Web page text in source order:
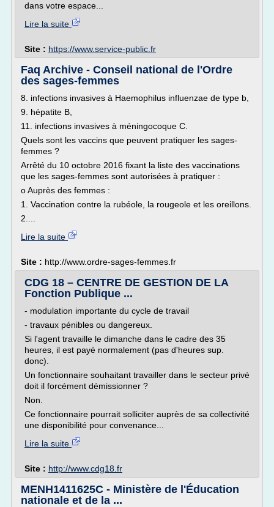
dans votre espace...
Lire la suite
Site : https://www.service-public.fr
Faq Archive - Conseil national de l'Ordre
des sages-femmes
8. infections invasives à Haemophilus influenzae de type b,
9. hépatite B,
11. infections invasives à méningocoque C.
Quels sont les vaccins que peuvent pratiquer les sages-
femmes ?
Arrêté du 10 octobre 2016 fixant la liste des vaccinations
que les sages-femmes sont autorisées à pratiquer :
o Auprès des femmes :
1. Vaccination contre la rubéole, la rougeole et les oreillons.
2....
Lire la suite
Site : http://www.ordre-sages-femmes.fr
CDG 18 – CENTRE DE GESTION DE LA
Fonction Publique ...
- modulation importante du cycle de travail
- travaux pénibles ou dangereux.
Si l'agent travaille le dimanche dans le cadre des 35
heures, il est payé normalement (pas d'heures sup.
donc).
Un fonctionnaire souhaitant travailler dans le secteur privé
doit il forcément démissionner ?
Non.
Ce fonctionnaire pourrait solliciter auprès de sa collectivité
une disponibilité pour convenance...
Lire la suite
Site : http://www.cdg18.fr
MENH1411625C - Ministère de l'Éducation
nationale et de la ...